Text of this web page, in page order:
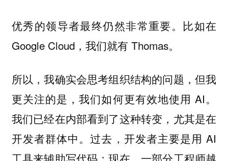
优秀的领导者最终仍然非常重要。比如在
Google Cloud，我们就有 Thomas。
所以，我确实会思考组织结构的问题，但我
更关注的是，我们如何更有效地使用 AI。
我们已经在内部看到了这种转变，尤其是在
开发者群体中。过去，开发者主要是用 AI